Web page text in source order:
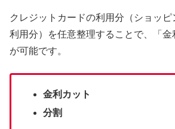
クレジットカードの利用分（ショッ
利用分）を任意整理することで、「金
が可能です。
金利カット
分割